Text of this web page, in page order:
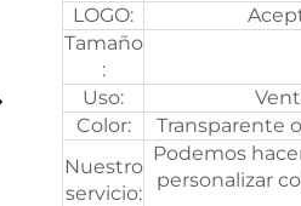
LOGO:
Tamaño
:
Uso:
Color:
Transparente
Nuestro
servicio:
Podemos
personalizar